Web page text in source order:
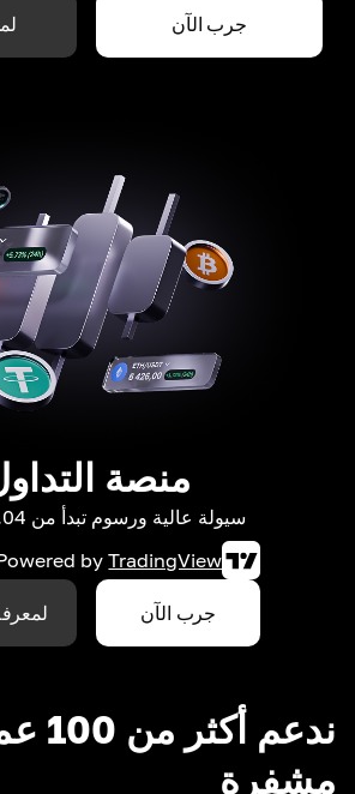
جرب الآن
منصة
سيولة عالية ورسوم تبدأ من 0.04% فقط
by TradingView
جرب الآن
ندعم
مشفرة